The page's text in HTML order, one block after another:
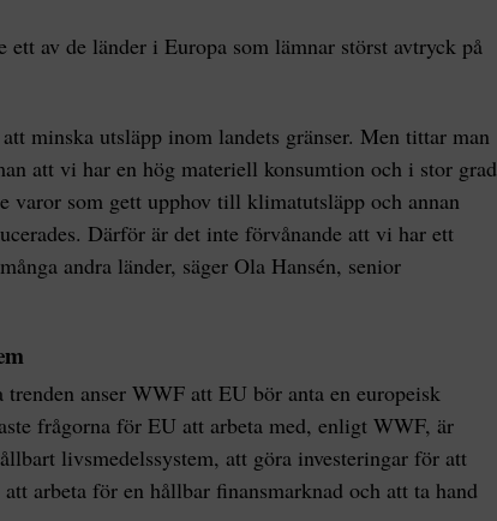
ett av de länder i Europa som lämnar störst avtryck på
minska utsläpp inom landets gränser. Men tittar man
att vi har en hög materiell konsumtion och i stor grad
varor som gett upphov till klimatutsläpp och annan
Därför är det inte förvånande att vi har ett
andra länder, säger Ola Hansén, senior
anser WWF att EU bör anta en europeisk
frågorna för EU att arbeta med, enligt WWF, är
livsmedelssystem, att göra investeringar för att
arbeta för en hållbar finansmarknad och att ta hand